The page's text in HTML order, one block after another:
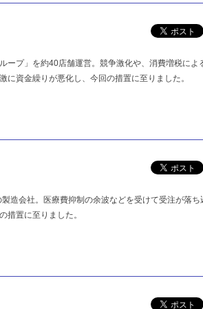
ープ」を約40店舗運営。競争激化や、消費増税によ
資金繰りが悪化し、今回の措置に至りました。
造会社。医療費抑制の余波などを受けて受注が落ち
措置に至りました。